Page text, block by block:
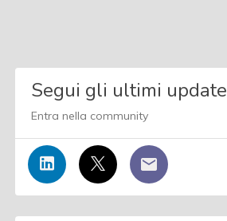
Segui gli ultimi update
Entra nella community